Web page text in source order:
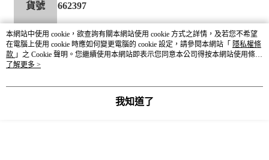
貨號 662397
尺寸 Free Size 單一尺寸
顏色
針織部分 聚丙烯腈纖維100%
底布 再生纖維素纖維51% 嫘縈44% 尼龍4% 麻
本網站中使用 cookie，欲查詢有關本網站使用 cookie 方式之詳情，及若您不希望
在電腦上使用 cookie 時應如何變更電腦的 cookie 設定，請參閱本網站「 隱私權條
款 」之 Cookie 聲明。您繼續使用本網站即表示您同意本公司得按本網站使用條款
之 Cookie 聲明使用 cookie。
了解更多 >
我知道了